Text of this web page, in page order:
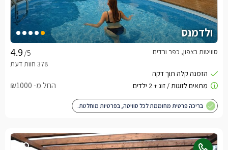
ולדמנס
/5 סוויטות בצפון, כפר ורדים
החל מ- ₪1000
בריכה פרטית מחוממת לכל סוויטה, בפרטיות מוחלטת.